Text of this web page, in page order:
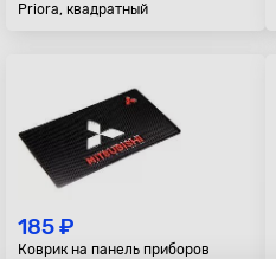
Priora, квадратный
185 ₽
Коврик на панель приборов